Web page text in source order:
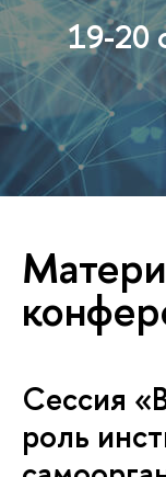
19-20
Сессия
роль